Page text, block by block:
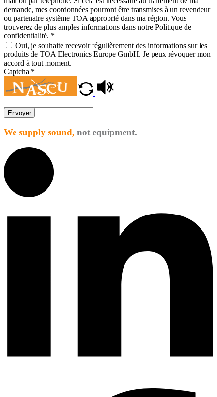
demande, mes coordonnées pourront être transmises à un revendeur
ou partenaire système TOA approprié dans ma région. Vous
trouverez de plus amples informations dans notre Politique de
confidentialité. *
Oui, je souhaite recevoir régulièrement des informations sur les
produits de TOA Electronics Europe GmbH. Je peux révoquer mon
accord à tout moment.
Captcha *
Envoyer
We supply sound, not equipment.